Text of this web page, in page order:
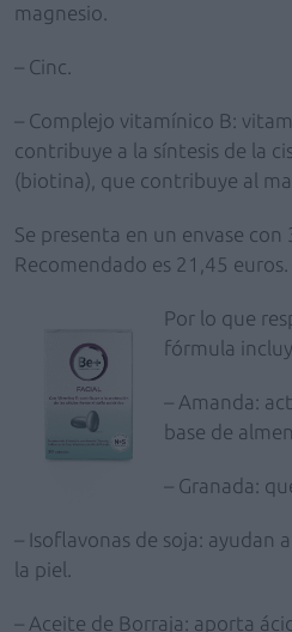
magnesio.
– Cinc.
– Complejo vitamínico B:
contribuye a la síntesis de la
(biotina), que contribuye al
Se presenta en un envase
Recomendado es 21,45 euros.
Por lo que
fórmula
– Amanda:
base de
– Granada:
– Isoflavonas de soja: ayudan
la piel.
– Aceite de Borraja: aporta